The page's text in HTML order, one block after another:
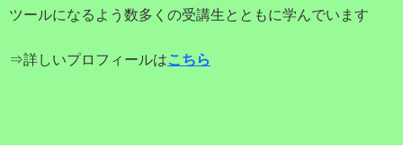
ツールになるよう数多くの受講生とともに学んでいます
⇒詳しいプロフィールはこちら